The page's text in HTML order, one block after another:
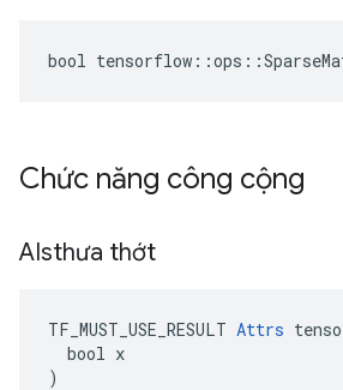
bool
Chức năng công cộng
AIsthưa thớt
TF_MUST_USE_RESULT Attrs
  bool x
)